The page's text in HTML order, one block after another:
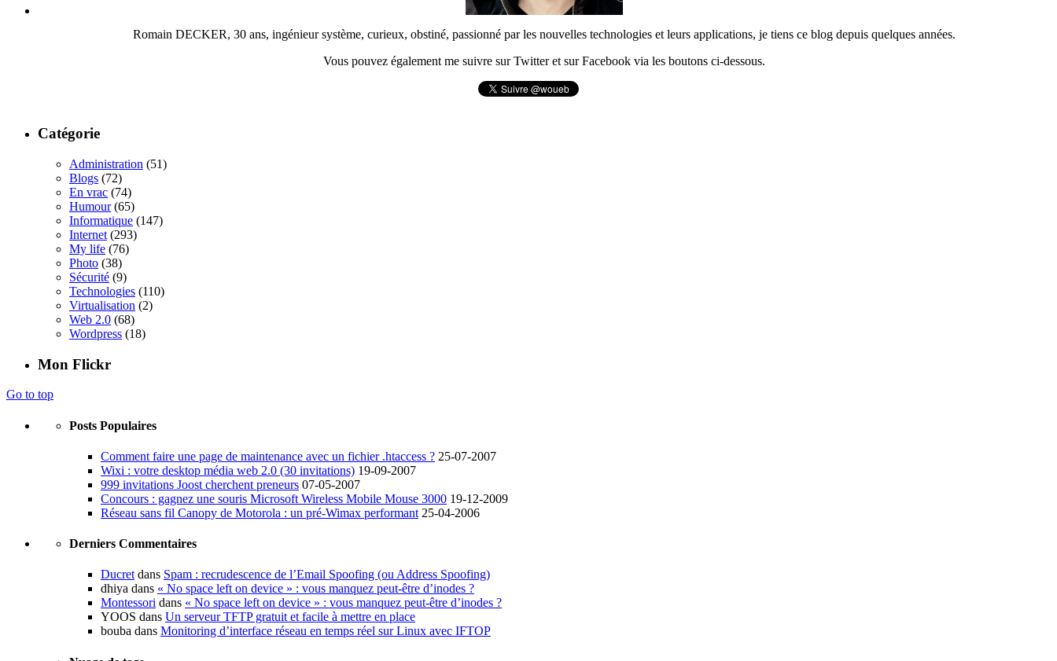
Romain DECKER, 30 ans, ingénieur système, curieux, obstiné, passionné par les nouvelles technologies et leurs applications, je tiens ce blog depuis quelques années.
Vous pouvez également me suivre sur Twitter et sur Facebook via les boutons ci-dessous.
Catégorie
Administration (51)
Blogs (72)
En vrac (74)
Humour(65)
Informatique (147)
Internet (293)
My life (76)
Photo (38)
Sécurité (9)
Technologies (110)
Virtualisation (2)
Web 2.0 (68)
Wordpress (18)
Mon Flickr
Go to top
Posts Populaires
Comment faire une page de maintenance avec un fichier .htaccess ? 25-07-2007
Wixi : votre desktop média web 2.0 (30 invitations) 19-09-2007
999 invitations Joost cherchent preneurs 07-05-2007
Concours : gagnez une souris Microsoft Wireless Mobile Mouse 3000 19-12-2009
Réseau sans fil Canopy de Motorola : un pré-Wimax performant 25-04-2006
Derniers Commentaires
Ducretdans Spam : recrudescence de l’Email Spoofing (ou Address Spoofing)
dhiya dans « No space left on device » : vous manquez peut-être d’inodes ?
Montessori dans « No space left on device » : vous manquez peut-être d’inodes ?
YOOS dans Un serveur TFTP gratuit et facile à mettre en place
bouba dans Monitoring d’interface réseau en temps réel sur Linux avec IFTOP